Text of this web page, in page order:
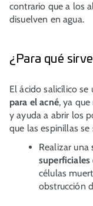
contrario que a los
disuelven en agua.
¿Para qué
El ácido salicílico
para el acné, ya
y ayuda a abrir los
que las espinillas se
Realizar una
superficiales
células
obstrucción